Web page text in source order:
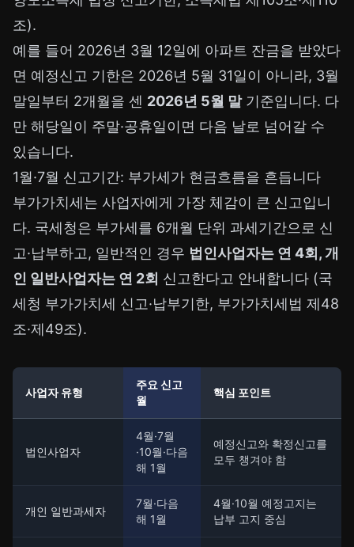
조).
예를 들어 2026년 3월 12일에 아파트 잔금을 받았다
면 예정신고 기한은 2026년 5월 31일이 아니라, 3월
말일부터 2개월을 센 2026년 5월 말기준입니다. 다
만 해당일이 주말·공휴일이면 다음 날로 넘어갈 수
있습니다.
1월·7월 신고기간: 부가세가 현금흐름을 흔듭니다
부가가치세는 사업자에게 가장 체감이 큰 신고입니
다. 국세청은 부가세를 6개월 단위 과세기간으로 신
고·납부하고, 일반적인 경우 법인사업자는 연 4회, 개
인 일반사업자는 연 2회 신고한다고 안내합니다 (국
세청 부가가치세 신고·납부기한, 부가가치세법 제48
조·제49조).
사업자 유형
주요 신고
월
핵심 포인트
법인사업자
4월·7월
·10월·다음
해 1월
예정신고와 확정신고를
모두 챙겨야 함
개인 일반과세자
7월·다음
해 1월
4월·10월 예정고지는
납부 고지 중심